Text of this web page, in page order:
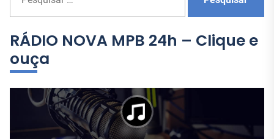
s
q
u
i
RÁDIO NOVA MPB 24h – Clique e
ouça